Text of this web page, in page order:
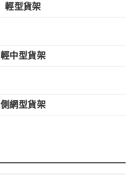
輕型貨架
輕中型貨架
側網型貨架